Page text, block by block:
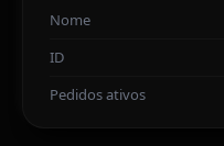
Nome
ID
Pedidos ativos